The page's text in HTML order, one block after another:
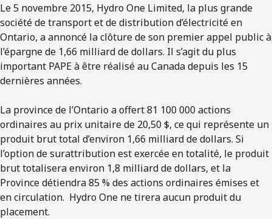
Le 5 novembre 2015, Hydro One Limited, la plus grande
société de transport et de distribution d’électricité en
Ontario, a annoncé la clôture de son premier appel public à
l’épargne de 1,66 milliard de dollars. Il s’agit du plus
important PAPE à être réalisé au Canada depuis les 15
dernières années.
La province de l’Ontario a offert 81 100 000 actions
ordinaires au prix unitaire de 20,50 $, ce qui représente un
produit brut total d’environ 1,66 milliard de dollars. Si
l’option de surattribution est exercée en totalité, le produit
brut totalisera environ 1,8 milliard de dollars, et la
Province détiendra 85 % des actions ordinaires émises et
en circulation. Hydro One ne tirera aucun produit du
placement.